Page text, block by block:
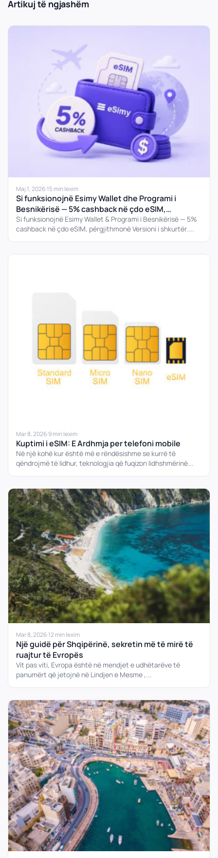
Artikuj të ngjashëm
Maj 1, 2026·15 min lexim
Si funksionojnë Esimy Wallet dhe Programi i
Besnikërisë — 5% cashback në çdo eSIM,
përgjithmonë
Si funksionojnë Esimy Wallet & Programi i Besnikërisë — 5%
cashback në çdo eSIM, përgjithmonë Versioni i shkurtër....
Mar 8, 2026·9 min lexim
Kuptimi i eSIM: E Ardhmja per telefoni mobile
Në një kohë kur është më e rëndësishme se kurrë të
qëndrojmë të lidhur, teknologjia që fuqizon lidhshmërinë...
Mar 8, 2026·12 min lexim
Një guidë për Shqipërinë, sekretin më të mirë të
ruajtur të Evropës
Vit pas viti, Evropa është në mendjet e udhëtarëve të
panumërt që jetojnë në Lindjen e Mesme ,...